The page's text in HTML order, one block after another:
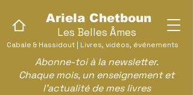
Cabale & Hassidout | Livres, vidéos, événements
Ariela Chetboun
Les Belles Âmes
Abonne-toi à la newsletter.
Chaque mois, un enseignement et
l'actualité de mes livres